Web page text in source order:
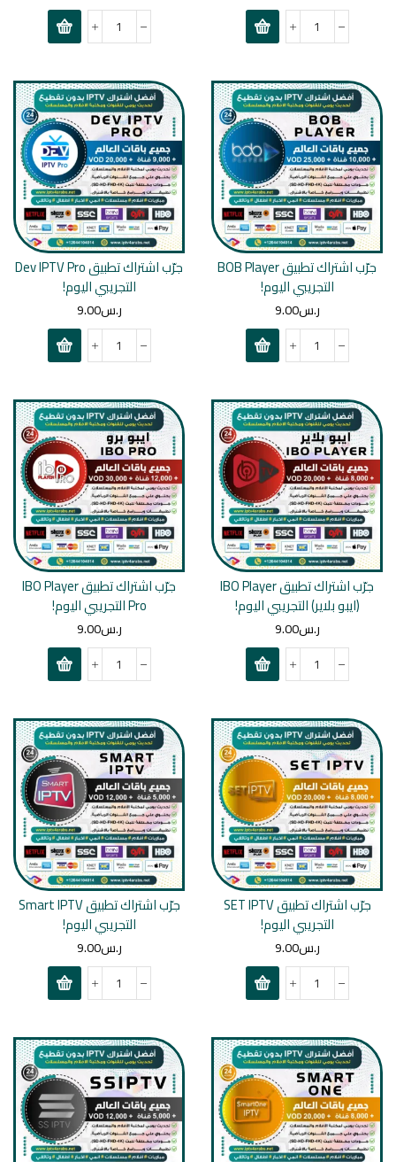
جرّب اشتراك تطبيق BOB Player
التجريبي اليوم!
ر.س9.00
جرّب اشتراك تطبيق Dev IPTV Pro
التجريبي اليوم!
ر.س9.00
جرّب اشتراك تطبيق IBO Player
(ايبو بلاير) التجريبي اليوم!
ر.س9.00
جرّب اشتراك تطبيق IBO Player
Pro التجريبي اليوم!
ر.س9.00
جرّب اشتراك تطبيق SET IPTV
التجريبي اليوم!
ر.س9.00
جرّب اشتراك تطبيق Smart IPTV
التجريبي اليوم!
ر.س9.00